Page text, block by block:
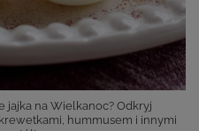
jajka na Wielkanoc? Odkryj
hummusem i innymi